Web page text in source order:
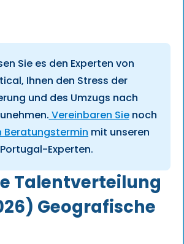
Sie es den Experten von
Ihnen den Stress der
und des Umzugs nach
Vereinbaren Sienoch
Beratungstermin mit unseren
Portugal-Experten.
Talentverteilung
Geografische